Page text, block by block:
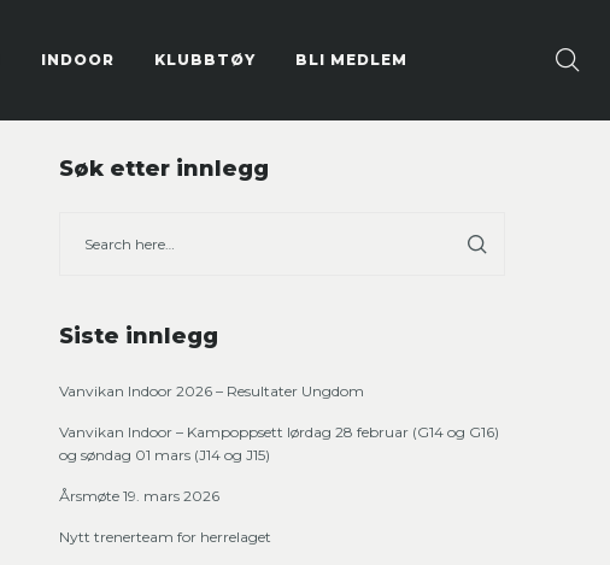
INDOOR KLUBBTØY BLI MEDLEM
Søk etter innlegg
Siste innlegg
Vanvikan Indoor 2026 – Resultater Ungdom
Vanvikan Indoor – Kampoppsett lørdag 28 februar (G14 og G16)
og søndag 01 mars (J14 og J15)
Årsmøte 19. mars 2026
Nytt trenerteam for herrelaget